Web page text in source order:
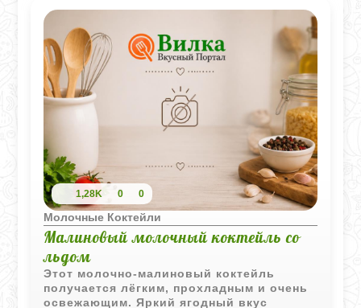
1,28K 0 0
Молочные Коктейли
Малиновый молочный коктейль со
льдом
Этот молочно-малиновый коктейль
получается лёгким, прохладным и очень
освежающим. Яркий ягодный вкус